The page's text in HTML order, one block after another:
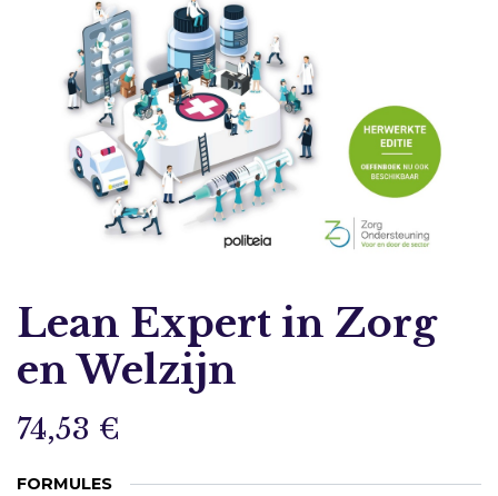
Lean Expert in Zorg
en Welzijn
74,53 €
FORMULES